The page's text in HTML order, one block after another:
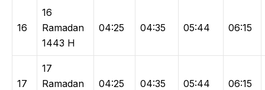
16
16
Ramadan
1443 H
04:25 04:35 05:44 06:15
17
17
Ramadan
04:25 04:35 05:44 06:15